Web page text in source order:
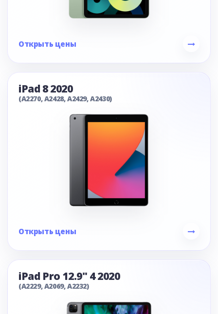
Открыть цены
iPad 8 2020
(A2270, A2428, A2429, A2430)
Открыть цены
iPad Pro 12.9" 4 2020
(A2229, A2069, A2232)